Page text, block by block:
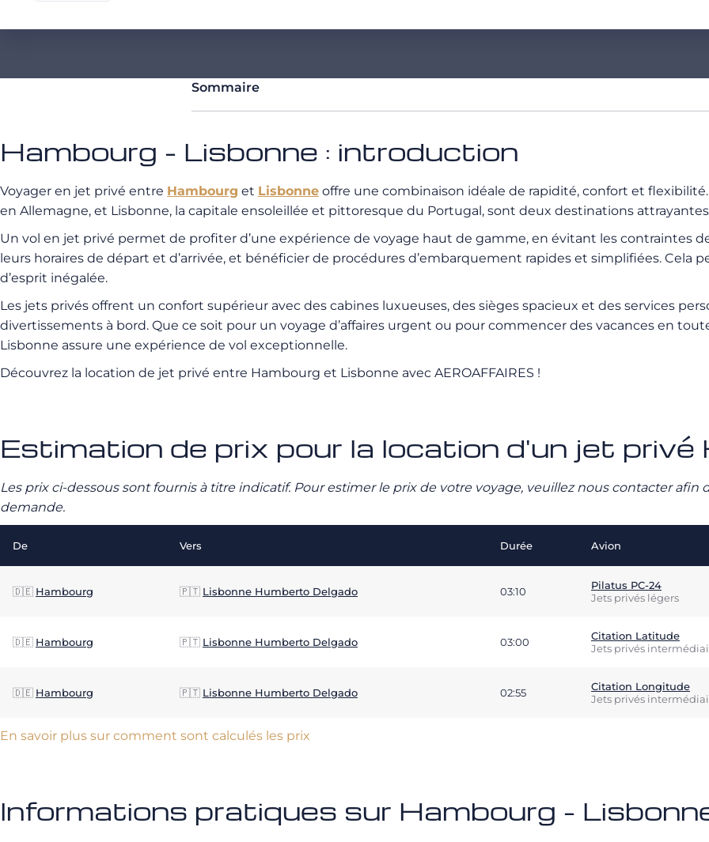
Sommaire
Hambourg - Lisbonne : introduction
Voyager en jet privé entre Hambourg et Lisbonne offre une combinaison idéale de rapidité, confort et
en Allemagne, et Lisbonne, la capitale ensoleillée et pittoresque du Portugal, sont deux destinations attrayantes
Un vol en jet privé permet de profiter d’une expérience de voyage haut de gamme, en évitant les contraintes
leurs horaires de départ et d’arrivée, et bénéficier de procédures d’embarquement rapides et simplifiées.
d’esprit inégalée.
Les jets privés offrent un confort supérieur avec des cabines luxueuses, des sièges spacieux et des services
divertissements à bord. Que ce soit pour un voyage d’affaires urgent ou pour commencer des vacances en
Lisbonne assure une expérience de vol exceptionnelle.
Découvrez la location de jet privé entre Hambourg et Lisbonne avec AEROAFFAIRES !
Estimation de prix pour la location d'un jet privé
Les prix ci-dessous sont fournis à titre indicatif. Pour estimer le prix de votre voyage, veuillez nous contacter
demande.
De Vers Durée Avion
🇩🇪 Hambourg 🇵🇹 Lisbonne Humberto Delgado 03:10
Pilatus PC-24
Jets privés légers
🇩🇪 Hambourg 🇵🇹 Lisbonne Humberto Delgado 03:00
Citation Latitude
Jets privés
🇩🇪 Hambourg 🇵🇹 Lisbonne Humberto Delgado 02:55
Citation Longitude
Jets privés
En savoir plus sur comment sont calculés les prix
Informations pratiques sur Hambourg -